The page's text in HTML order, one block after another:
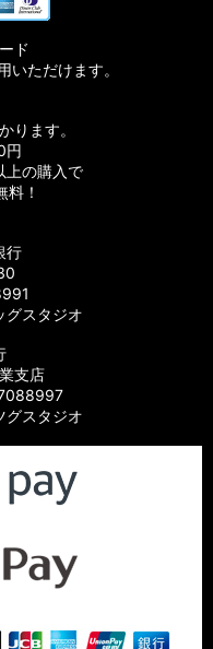
ド
ただけます。
ります。
円
の購入で
！
行
グスタジオ
支店
グスタジオ